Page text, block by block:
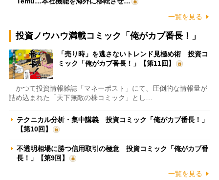
一覧を見る
投資ノウハウ満載コミック「俺がカブ番長！」
「売り時」を逃さないトレンド見極め術 投資コ
ミック「俺がカブ番長！」【第11回】
かつて投資情報雑誌「マネーポスト」にて、圧倒的な情報量が
詰め込まれた「天下無敵の株コミック」とし…
テクニカル分析・集中講義 投資コミック「俺がカブ番長！」
【第10回】
不透明相場に勝つ信用取引の極意 投資コミック「俺がカブ番
長！」【第9回】
一覧を見る